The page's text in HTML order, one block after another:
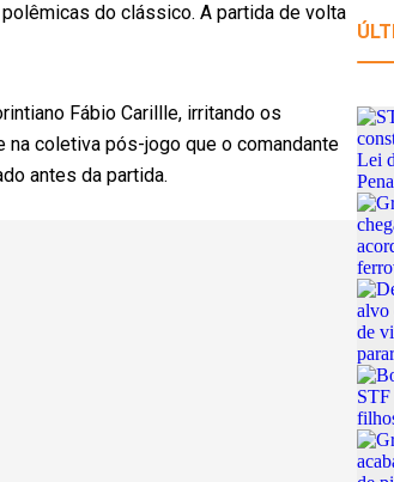
do clássico. A partida de volta
Fábio Carillle, irritando os
coletiva pós-jogo que o comandante
antes da partida.